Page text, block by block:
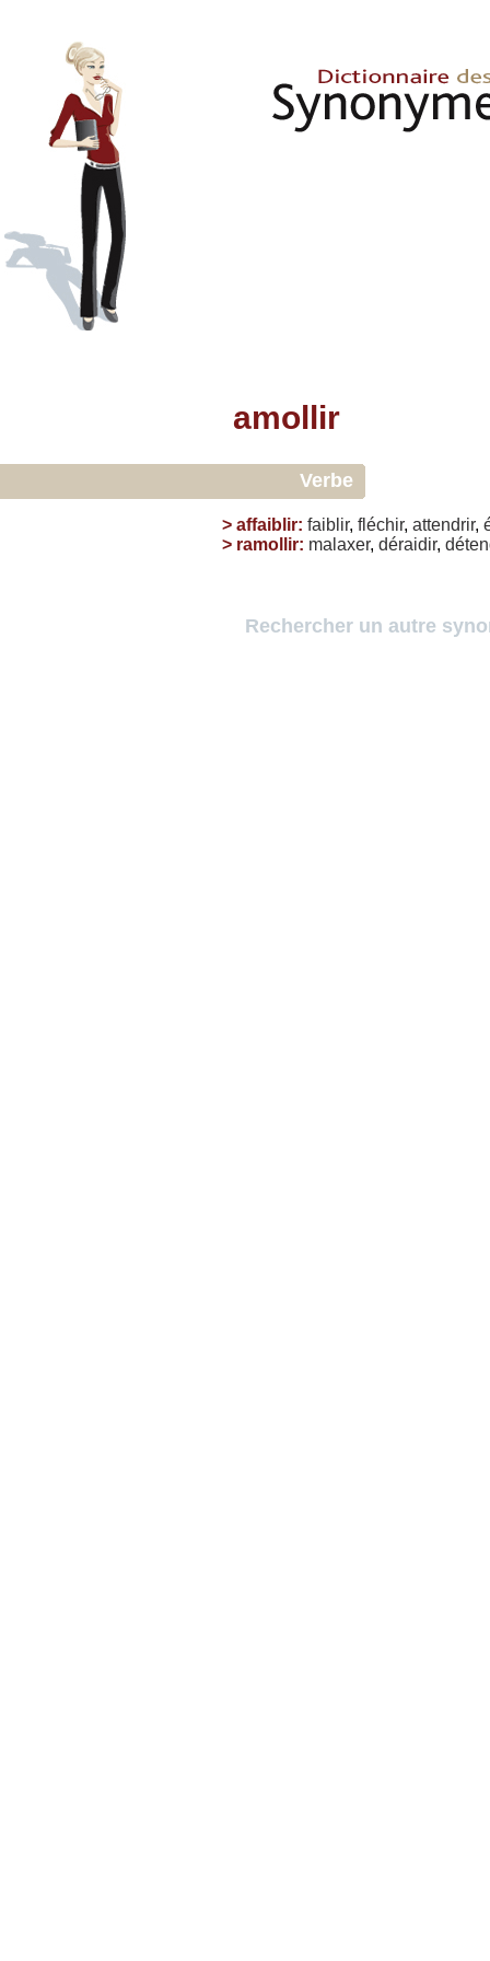
amollir
Verbe
> affaiblir: faiblir, fléchir, attendrir,
> ramollir: malaxer, déraidir,
Rechercher un autre